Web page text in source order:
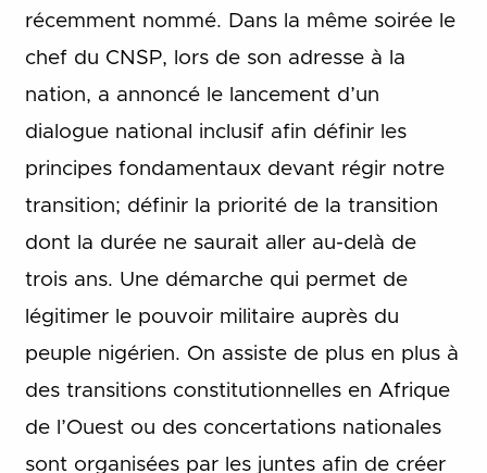
récemment nommé. Dans la même soirée le
chef du CNSP, lors de son adresse à la
nation, a annoncé le lancement d’un
dialogue national inclusif afin définir les
principes fondamentaux devant régir notre
transition; définir la priorité de la transition
dont la durée ne saurait aller au-delà de
trois ans. Une démarche qui permet de
légitimer le pouvoir militaire auprès du
peuple nigérien. On assiste de plus en plus à
des transitions constitutionnelles en Afrique
de l’Ouest ou des concertations nationales
sont organisées par les juntes afin de créer